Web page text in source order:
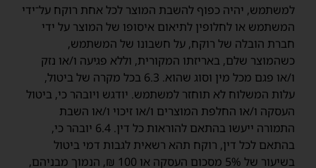
למשתמש, יהיה כפוף להשבת המוצר לכל אחת רוקח על־ידי
המשתמש או לחלופין לתיאום איסופו של המוצר על ידי
חברת הובלה של רוקח, על חשבונו של המשתמש,
כשהמוצר שלם, באריזתו המקורית, וללא פגיעה ו/או נזק
ו/או פגם מכל מין וסוג שהוא. 6.3 בכל מקרה של ביטול,
עלות המשלוח לא תוחזר למשתמש. יודגש ויובהר כי, ביטול
העסקה ו/או החלפת המוצרים ו/או זיכוי ו/או השבת
התמורה ייעשו בהתאם להוראות כל דין. 6.4 יובהר כי,
בהתאם לכל דין, רוקח תהא רשאית לגבות דמי ביטול
בשיעור של 5% מסכום העסקה או 100 ₪, הנמוך מבניהם,